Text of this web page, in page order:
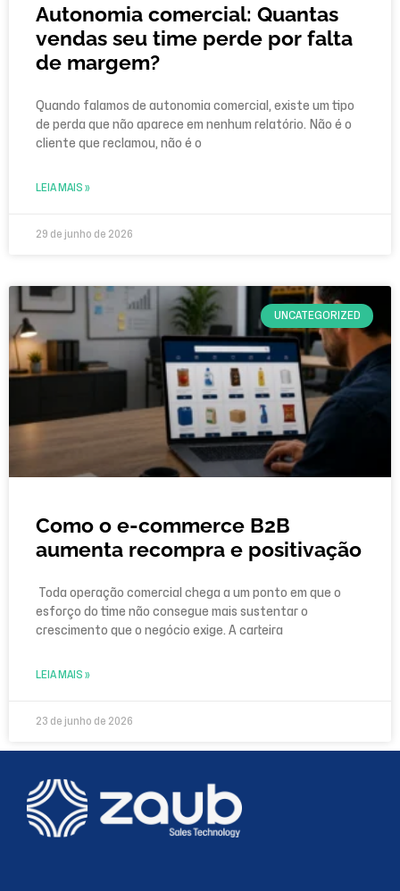
Autonomia comercial: Quantas
vendas seu time perde por falta
de margem?
Quando falamos de autonomia comercial, existe um tipo
de perda que não aparece em nenhum relatório. Não é o
cliente que reclamou, não é o
LEIA MAIS »
29 de junho de 2026
UNCATEGORIZED
Como o e-commerce B2B
aumenta recompra e positivação
Toda operação comercial chega a um ponto em que o
esforço do time não consegue mais sustentar o
crescimento que o negócio exige. A carteira
LEIA MAIS »
23 de junho de 2026